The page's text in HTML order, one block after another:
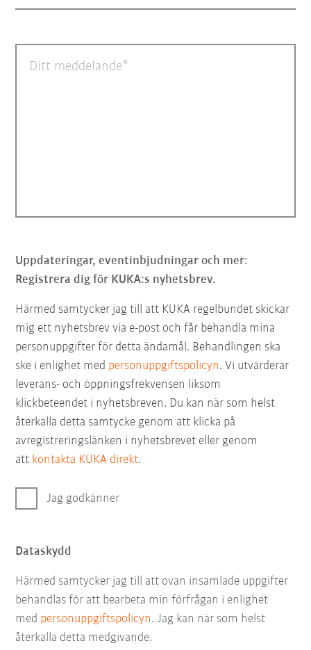
Ditt meddelande
Uppdateringar, eventinbjudningar och mer:
Registrera dig för KUKA:s nyhetsbrev.
Härmed samtycker jag till att KUKA regelbundet skickar
mig ett nyhetsbrev via e-post och får behandla mina
personuppgifter för detta ändamål. Behandlingen ska
ske i enlighet med personuppgiftspolicyn. Vi utvärderar
leverans- och öppningsfrekvensen liksom
klickbeteendet i nyhetsbreven. Du kan när som helst
återkalla detta samtycke genom att klicka på
avregistreringslänken i nyhetsbrevet eller genom
att kontakta KUKA direkt.
Jag godkänner
Dataskydd
Härmed samtycker jag till att ovan insamlade uppgifter
behandlas för att bearbeta min förfrågan i enlighet
med personuppgiftspolicyn. Jag kan när som helst
återkalla detta medgivande.